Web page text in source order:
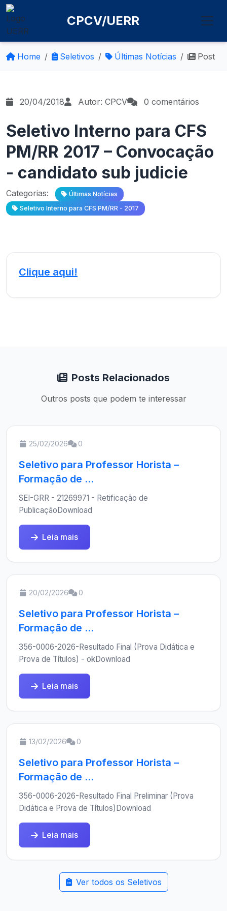
CPCV/UERR
Home Seletivos Últimas Notícias Post
20/04/2018 Autor: CPCV 0 comentários
Seletivo Interno para CFS
PM/RR 2017 – Convocação
- candidato sub judicie
Categorias:
Últimas Notícias
Seletivo Interno para CFS PM/RR - 2017
Clique aqui!
Posts Relacionados
Outros posts que podem te interessar
25/02/2026 0
Seletivo para Professor Horista –
Formação de ...
SEI-GRR - 21269971 - Retificação de
PublicaçãoDownload
Leia mais
20/02/2026 0
Seletivo para Professor Horista –
Formação de ...
356-0006-2026-Resultado Final (Prova Didática e
Prova de Títulos) - okDownload
Leia mais
13/02/2026 0
Seletivo para Professor Horista –
Formação de ...
356-0006-2026-Resultado Final Preliminar (Prova
Didática e Prova de Títulos)Download
Leia mais
Ver todos os Seletivos